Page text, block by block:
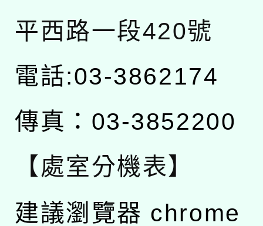
平西路一段420號
電話:03-3862174
傳真：03-3852200
【處室分機表】
建議瀏覽器 chrome